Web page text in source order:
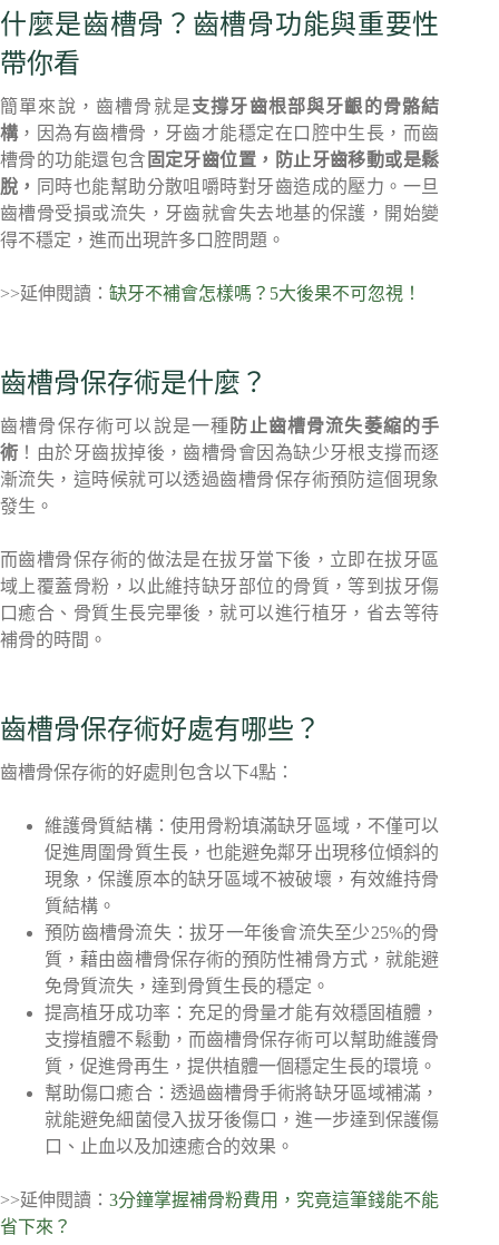
什麼是齒槽骨？齒槽骨功能與重要性
帶你看
簡單來說，齒槽骨就是支撐牙齒根部與牙齦的骨骼結
構，因為有齒槽骨，牙齒才能穩定在口腔中生長，而齒
槽骨的功能還包含 固定牙齒位置，防止牙齒移動或是鬆
脫，
同時也能幫助分散咀嚼時對牙齒造成的壓力。一旦
齒槽骨受損或流失，牙齒就會失去地基的保護，開始變
得不穩定，進而出現許多口腔問題。
>>延伸閱讀： 缺牙不補會怎樣嗎？5大後果不可忽視！
齒槽骨保存術是什麼？
齒槽骨保存術可以說是一種 防止齒槽骨流失萎縮的手
術 ！由於牙齒拔掉後，齒槽骨會因為缺少牙根支撐而逐
漸流失，這時候就可以透過齒槽骨保存術預防這個現象
發生。
而齒槽骨保存術的做法是在拔牙當下後，立即在拔牙區
域上覆蓋骨粉，以此維持缺牙部位的骨質，等到拔牙傷
口癒合、骨質生長完畢後，就可以進行植牙，省去等待
補骨的時間。
齒槽骨保存術好處有哪些？
齒槽骨保存術的好處則包含以下4點：
維護骨質結構：使用骨粉填滿缺牙區域，不僅可以
促進周圍骨質生長，也能避免鄰牙出現移位傾斜的
現象，保護原本的缺牙區域不被破壞，有效維持骨
質結構。
預防齒槽骨流失：拔牙一年後會流失至少25%的骨
質，藉由齒槽骨保存術的預防性補骨方式，就能避
免骨質流失，達到骨質生長的穩定。
提高植牙成功率：充足的骨量才能有效穩固植體，
支撐植體不鬆動，而齒槽骨保存術可以幫助維護骨
質，促進骨再生，提供植體一個穩定生長的環境。
幫助傷口癒合：透過齒槽骨手術將缺牙區域補滿，
就能避免細菌侵入拔牙後傷口，進一步達到保護傷
口、止血以及加速癒合的效果。
>>延伸閱讀：3分鐘掌握補骨粉費用，究竟這筆錢能不能
省下來？